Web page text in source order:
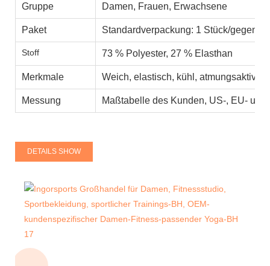
Gruppe Damen, Frauen, Erwachsene
Paket Standardverpackung: 1 Stück/gegen
Stoff 73 % Polyester, 27 % Elasthan
Merkmale Weich, elastisch, kühl, atmungsaktiv,
Messung Maßtabelle des Kunden, US-, EU-
DETAILS SHOW